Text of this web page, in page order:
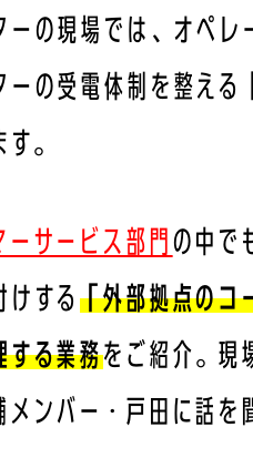
ーの現場では、オペレ
ーの受電体制を整える
。
ーサービス部門 の中で
けする「外部拠点のコ
する業務をご紹介。現
メンバー・戸田に話を